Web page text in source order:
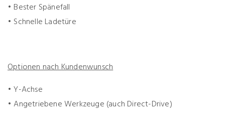
• Bester Spänefall
• Schnelle Ladetüre
Optionen nach Kundenwunsch
• Y-Achse
• Angetriebene Werkzeuge (auch Direct-Drive)